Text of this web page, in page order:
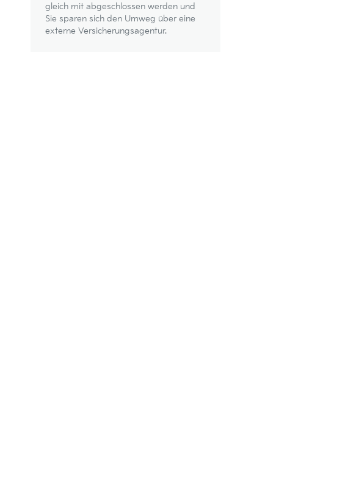
gleich mit abgeschlossen werden und
Sie sparen sich den Umweg über eine
externe Versicherungsagentur.